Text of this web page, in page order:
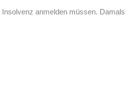
anmelden müssen. Damals